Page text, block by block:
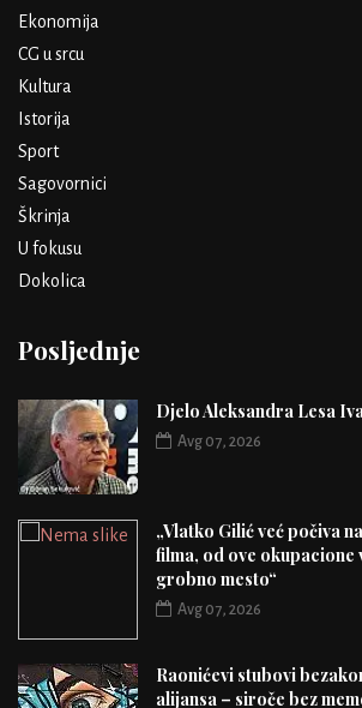
Ekonomija
CG u srcu
Kultura
Istorija
Sport
Sagovornici
Škrinja
U fokusu
Dokolica
Posljednje
Djelo Aleksandra Lesa
Avg 07, 2026
„Vlatko Gilić već počiva
filma, od ove okupacione
grobno mesto“
Avg 07, 2026
Raonićevi stubovi
alijansa – siroče bez